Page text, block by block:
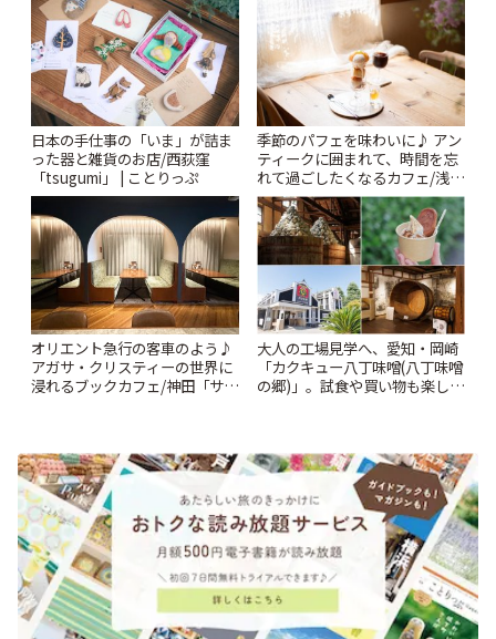
日本の手仕事の「いま」が詰ま
った器と雑貨のお店/西荻窪
「tsugumi」 | ことりっぷ
季節のパフェを味わいに♪ アン
ティークに囲まれて、時間を忘
れて過ごしたくなるカフェ/浅草
「annorum cafe」 | ことりっぷ
オリエント急行の客車のよう♪
アガサ・クリスティーの世界に
浸れるブックカフェ/神田「サロ
大人の工場見学へ、愛知・岡崎
「カクキュー八丁味噌(八丁味噌
の郷)」。試食や買い物も楽しみ